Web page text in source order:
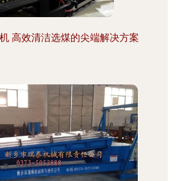
高效清洁选煤的尖端解决方案